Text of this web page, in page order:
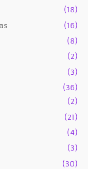
(18)
(16)
(8)
(2)
(3)
(36)
(2)
(21)
(4)
(3)
(30)